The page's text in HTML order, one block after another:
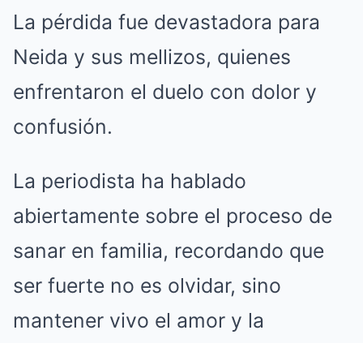
La pérdida fue devastadora para
Neida y sus mellizos, quienes
enfrentaron el duelo con dolor y
confusión.
La periodista ha hablado
abiertamente sobre el proceso de
sanar en familia, recordando que
ser fuerte no es olvidar, sino
mantener vivo el amor y la